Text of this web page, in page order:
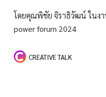
โดยคุณพิชัย จิราธิวัฒน์ ในงา
power forum 2024
CREATIVE TALK